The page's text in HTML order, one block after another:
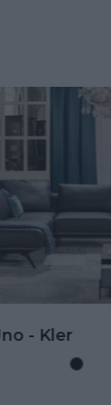
na spanie